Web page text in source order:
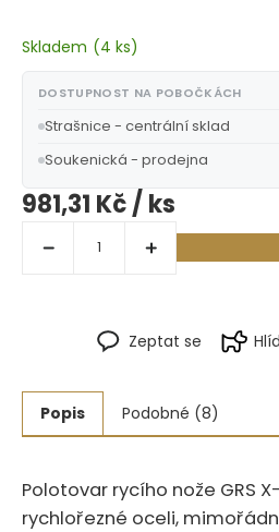
Zeptat se
Skladem (4 ks)
DOSTUPNOST NA POBOČKÁCH
Strašnice - centrální sklad
Soukenická - prodejna
981,31 Kč/ ks
Popis Podobné (8)
Polotovar rycího nože GRS
rychlořezné oceli,